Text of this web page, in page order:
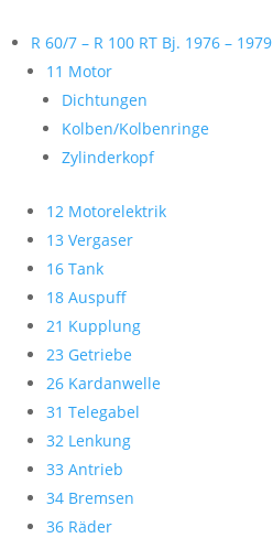
R 60/7 – R 100 RT Bj. 1976 – 1979
11 Motor
Dichtungen
Kolben/Kolbenringe
Zylinderkopf
12 Motorelektrik
13 Vergaser
16 Tank
18 Auspuff
21 Kupplung
23 Getriebe
26 Kardanwelle
31 Telegabel
32 Lenkung
33 Antrieb
34 Bremsen
36 Räder